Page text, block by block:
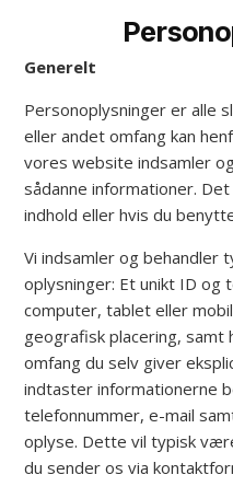
Generelt
Personoplysninger er alle
eller andet omfang kan
vores website indsamler
sådanne informationer.
indhold eller hvis du
Vi indsamler og behandler
oplysninger: Et unikt ID og
computer, tablet eller
geografisk placering, samt
omfang du selv giver
indtaster informationerne
telefonnummer, e-mail
oplyse. Dette vil typisk
du sender os via